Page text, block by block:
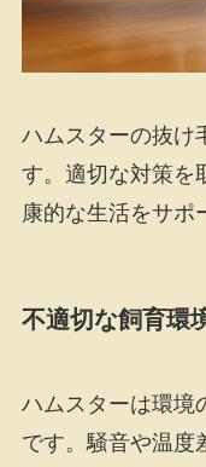
ハムスターの抜け
す。適切な対策を
康的な生活をサポ
不適切な飼育環
ハムスターは環境
です。騒音や温度